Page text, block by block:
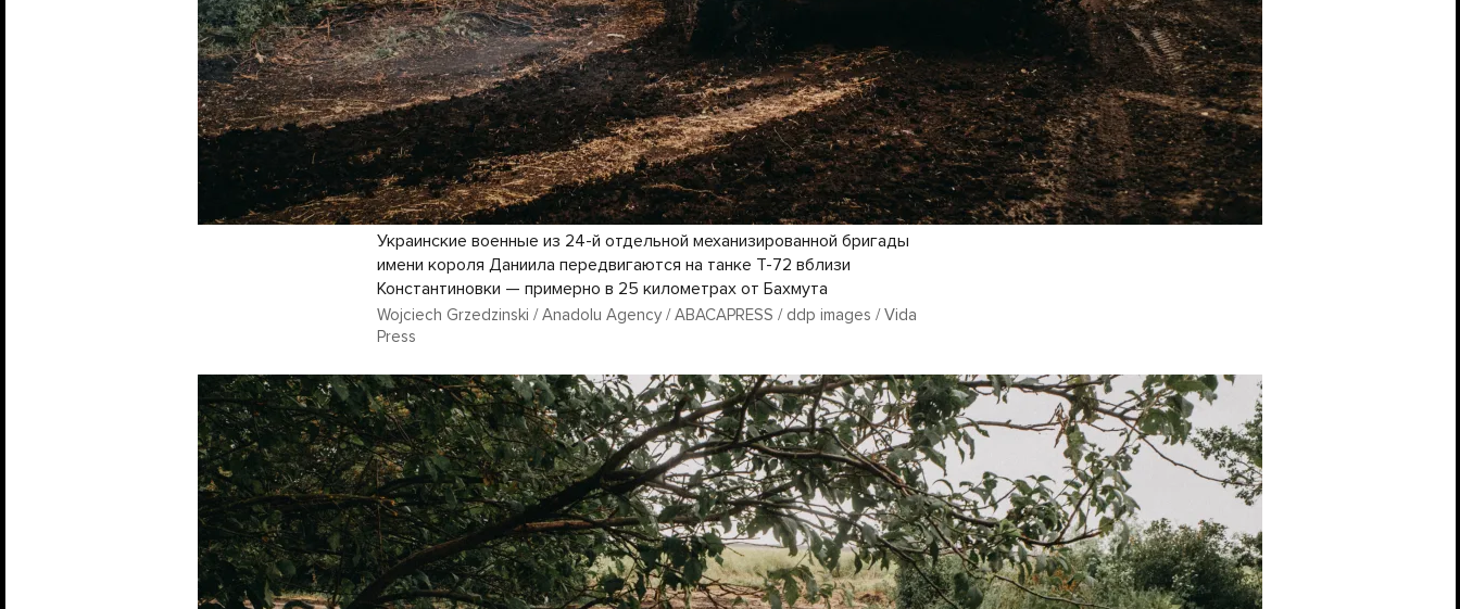
Украинские военные из 24-й отдельной механизированной бригады
имени короля Даниила передвигаются на танке Т-72 вблизи
Константиновки — примерно в 25 километрах от Бахмута
Wojciech Grzedzinski / Anadolu Agency / ABACAPRESS / ddp images / Vida
Press